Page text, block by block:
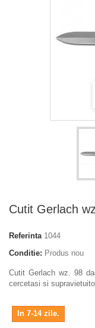
Cutit Gerlach
Referinta 1044
Conditie: Produs nou
Cutit Gerlach wz. 98
cercetasi si
In 7-14 zile.